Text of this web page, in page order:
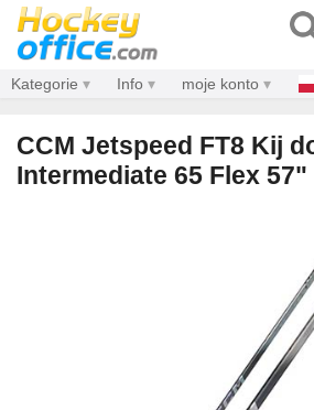
Kategorie Info moje konto
CCM Jetspeed FT8 Kij
Intermediate 65 Flex 57"